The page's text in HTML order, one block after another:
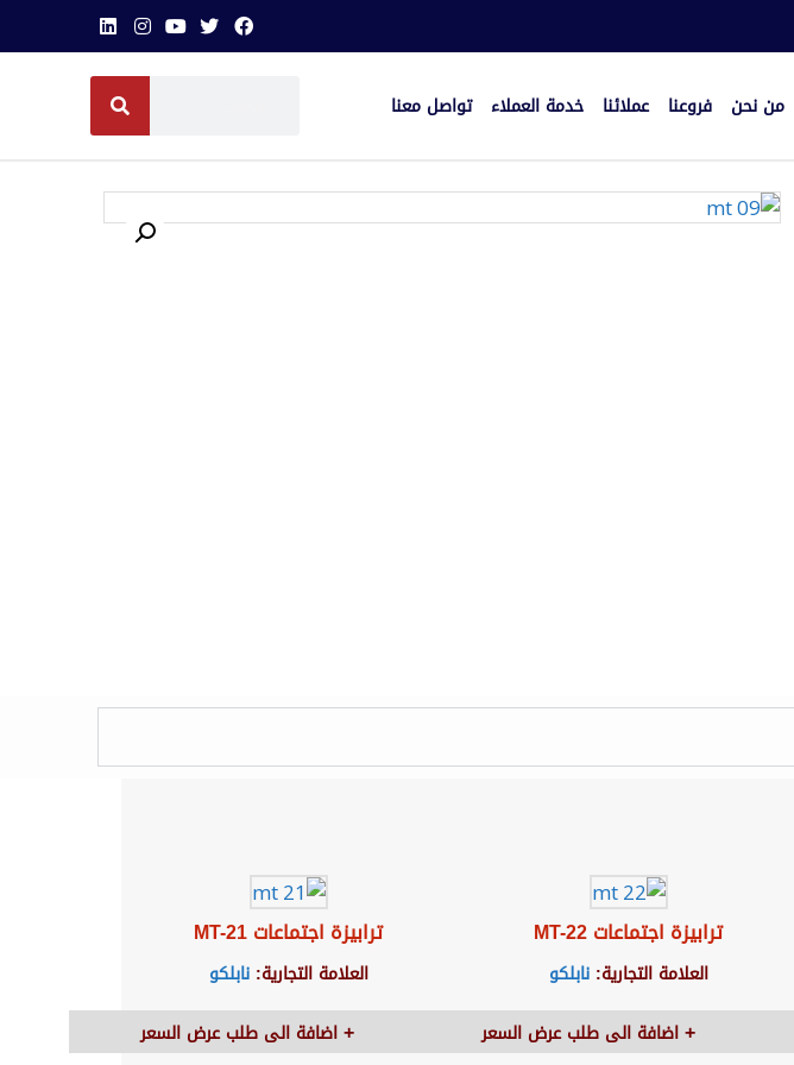
من نحن فروعنا عملائنا خدمة العملاء تواصل معنا
ترابيزة اجتماعات MT-22
العلامة التجارية:نابلكو
اضافة الى طلب عرض السعر
ترابيزة اجتماعات MT-21
العلامة التجارية:نابلكو
اضافة الى طلب عرض السعر